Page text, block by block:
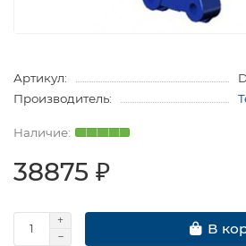
Артикул:
Производитель:
38875 ₽
В